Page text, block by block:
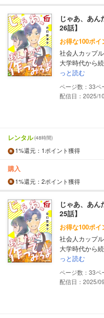
じゃあ、あ
26話】
お得な100ポ
社会人カップ
大学時代から
っと読む
33
配信日：2025/
レンタル(48時間)
1%還元 ：1ポイント獲得
購入
1%還元 ：2ポイント獲得
じゃあ、あ
25話】
お得な100ポ
社会人カップ
大学時代から
っと読む
33
配信日：2025/